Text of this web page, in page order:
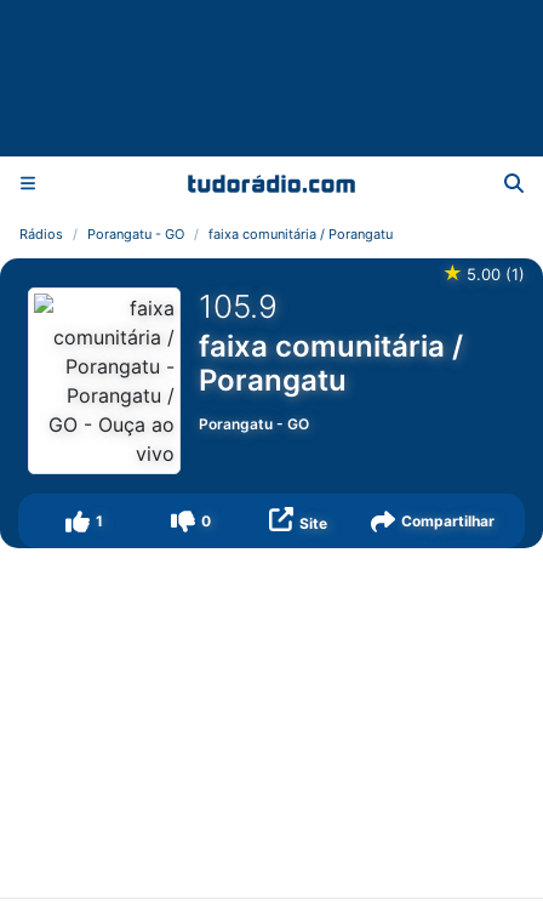
Rádios Porangatu - GO faixa comunitária / Porangatu
★ 5.00 (1)
105.9
faixa comunitária /
Porangatu
Porangatu -GO
1 0 Site Compartilhar